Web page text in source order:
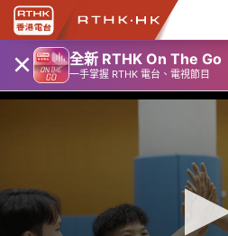
× 全新 RTHK On The Go
一手掌握 RTHK 電台、電視節目